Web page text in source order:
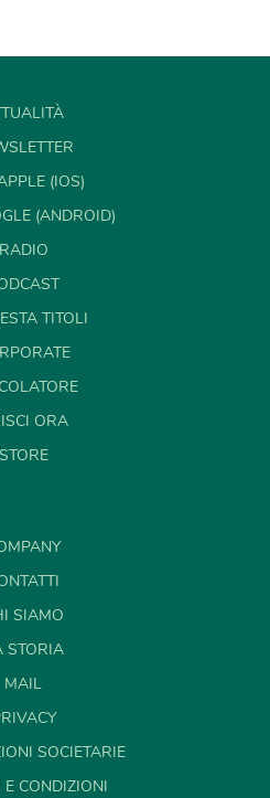
(IOS)
(ANDROID)
RADIO
TITOLI
ORA
STORE
SIAMO
STORIA
MAIL
SOCIETARIE
E CONDIZIONI